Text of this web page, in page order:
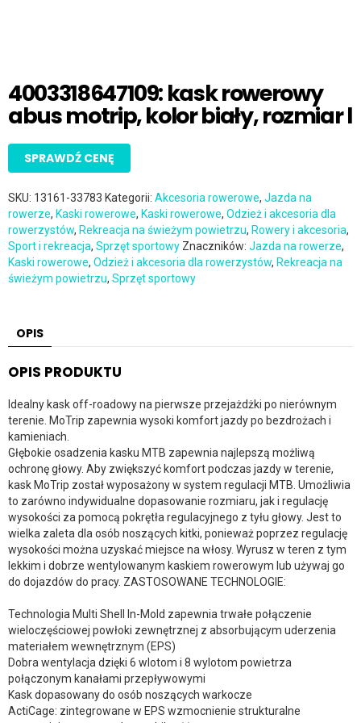
4003318647109: kask rowerowy
abus motrip, kolor biały, rozmiar l
SPRAWDŹ CENĘ
SKU: 13161-33783 Kategorii: Akcesoria rowerowe, Jazda na
rowerze, Kaski rowerowe, Kaski rowerowe, Odzież i akcesoria dla
rowerzystów, Rekreacja na świeżym powietrzu, Rowery i akcesoria,
Sport i rekreacja, Sprzęt sportowy Znaczników: Jazda na rowerze,
Kaski rowerowe, Odzież i akcesoria dla rowerzystów, Rekreacja na
świeżym powietrzu, Sprzęt sportowy
OPIS
OPIS PRODUKTU
Idealny kask off-roadowy na pierwsze przejażdżki po nierównym
terenie. MoTrip zapewnia wysoki komfort jazdy po bezdrożach i
kamieniach.
Głębokie osadzenia kasku MTB zapewnia najlepszą możliwą
ochronę głowy. Aby zwiększyć komfort podczas jazdy w terenie,
kask MoTrip został wyposażony w system regulacji MTB. Umożliwia
to zarówno indywidualne dopasowanie rozmiaru, jak i regulację
wysokości za pomocą pokrętła regulacyjnego z tyłu głowy. Jest to
wielka zaleta dla osób noszących kitki, ponieważ poprzez regulację
wysokości można uzyskać miejsce na włosy. Wyrusz w teren z tym
lekkim i dobrze wentylowanym kaskiem rowerowym lub używaj go
do dojazdów do pracy. ZASTOSOWANE TECHNOLOGIE:
Technologia Multi Shell In-Mold zapewnia trwałe połączenie
wieloczęściowej powłoki zewnętrznej z absorbującym uderzenia
materiałem wewnętrznym (EPS)
Dobra wentylacja dzięki 6 wlotom i 8 wylotom powietrza
połączonym kanałami przepływowymi
Kask dopasowany do osób noszących warkocze
ActiCage: zintegrowane w EPS wzmocnienie strukturalne